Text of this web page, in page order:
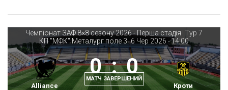
Чемпіонат ЗАФ 8×8 сезону 2026 - Перша стадія | Тур 7
КП "МФК" Металург поле 3 | 6 Чер 2026 -14:00
Alliance
0 : 0
МАТЧ ЗАВЕРШЕНИЙ
Кроти